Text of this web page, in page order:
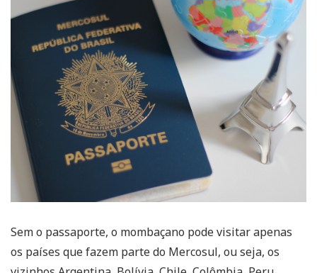
Sem o passaporte, o mombaçano pode visitar apenas
os países que fazem parte do Mercosul, ou seja, os